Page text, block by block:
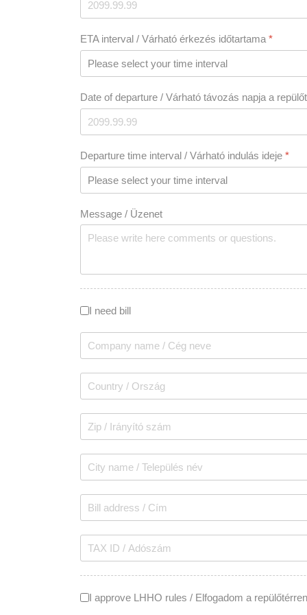
ETA interval / Várható érkezés időtartama *
Date of departure / Várható távozás napja a
Departure time interval / Várható indulás ideje *
Message / Üzenet
I need bill
I approve LHHO rules / Elfogadom a
Elérhetőség
4200 Hajdúszoboszló, Repülőtér
airport.hajduszoboszlo@gmail.com